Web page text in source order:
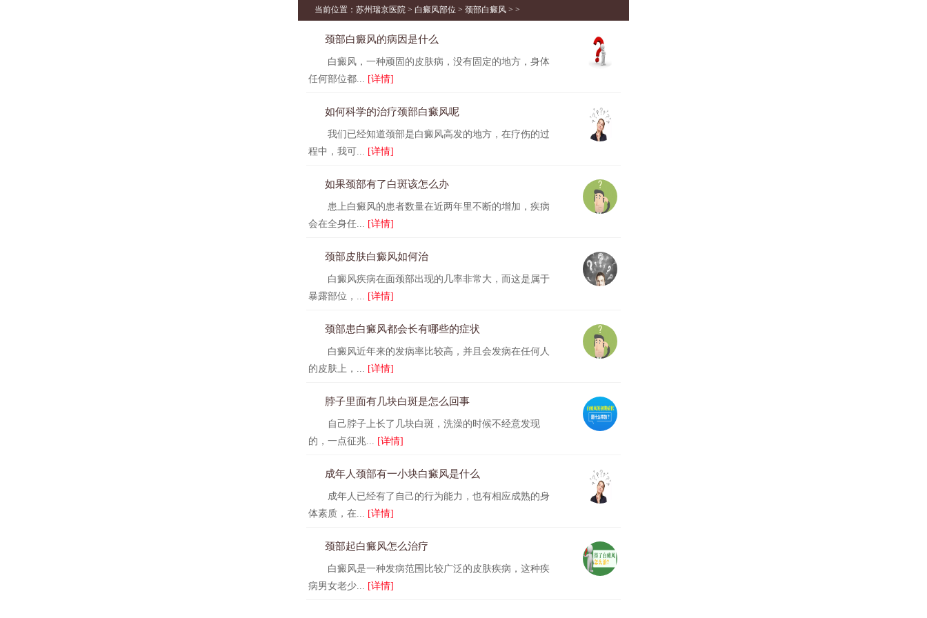
当前位置： 苏州瑞京医院 > 白癜风部位 > 颈部白癜风 > >
颈部白癜风的病因是什么
白癜风，一种顽固的皮肤病，没有固定的地方，身体
任何部位都... [详情]
如何科学的治疗颈部白癜风呢
我们已经知道颈部是白癜风高发的地方，在疗伤的过
程中，我可... [详情]
如果颈部有了白斑该怎么办
患上白癜风的患者数量在近两年里不断的增加，疾病
会在全身任... [详情]
颈部皮肤白癜风如何治
白癜风疾病在面颈部出现的几率非常大，而这是属于
暴露部位，... [详情]
颈部患白癜风都会长有哪些的症状
白癜风近年来的发病率比较高，并且会发病在任何人
的皮肤上，... [详情]
脖子里面有几块白斑是怎么回事
自己脖子上长了几块白斑，洗澡的时候不经意发现
的，一点征兆... [详情]
成年人颈部有一小块白癜风是什么
成年人已经有了自己的行为能力，也有相应成熟的身
体素质，在... [详情]
颈部起白癜风怎么治疗
白癜风是一种发病范围比较广泛的皮肤疾病，这种疾
病男女老少... [详情]